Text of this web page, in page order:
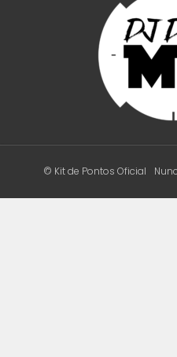
© Kit de Pontos Oficial